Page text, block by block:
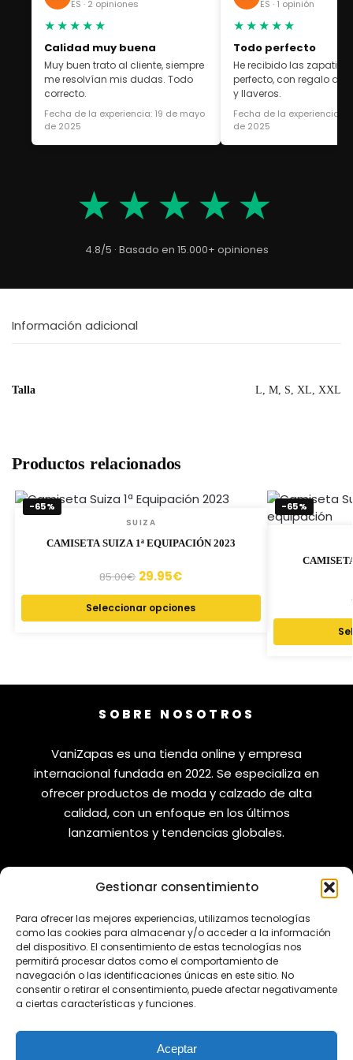
Gestionar consentimiento
Para ofrecer las mejores experiencias, utilizamos tecnologías
como las cookies para almacenar y/o acceder a la información
del dispositivo. El consentimiento de estas tecnologías nos
permitirá procesar datos como el comportamiento de
navegación o las identificaciones únicas en este sitio. No
consentir o retirar el consentimiento, puede afectar negativamente
a ciertas características y funciones.
Aceptar
ES · 2 opiniones
★★★★★
Calidad muy buena
Muy buen trato al cliente, siempre
me resolvían mis dudas. Todo
correcto.
Fecha de la experiencia: 19 de mayo
de 2025
ES · 1 opinión
★★★★★
Todo perfecto
He recibido las
perfecto, con regalo de
y llaveros.
Fecha de la experiencia:
de 2025
★★★★★
4.8/5 · Basado en 15.000+ opiniones
Información adicional
Talla L, M, S, XL, XXL
Productos relacionados
-65%
SUIZA
CAMISETA SUIZA 1ª EQUIPACIÓN 2023
85.00€ 29.95€
Seleccionar opciones
-65%
SOBRE NOSOTROS
VaniZapas es una tienda online y empresa
internacional fundada en 2022. Se especializa en
ofrecer productos de moda y calzado de alta
calidad, con un enfoque en los últimos
lanzamientos y tendencias globales.
VANIZAPAS
Envíos
Reembolsos
Cambios y Devoluciones
LEGAL
Aviso Legal
Política de Privacidad
Política de Cookies